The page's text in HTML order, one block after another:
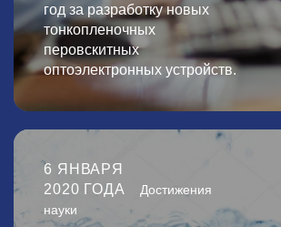
год за разработку новых
тонкопленочных
перовскитных
оптоэлектронных устройств.
6 ЯНВАРЯ
2020 ГОДА
Достижения
науки